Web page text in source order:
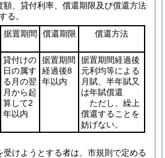
額、貸付利率、償還期限及び償還方法
る。
据置期間 償還期限 償還方法
貸付けの
日の属す
る月の翌
月から起
算して2
年以内
据置期間
経過後8
年以内
据置期間経過後
元利均等による
月賦、半年賦又
は年賦償還
ただし、繰上
償還することを
妨げない。
受けようとする者は、市規則で定める